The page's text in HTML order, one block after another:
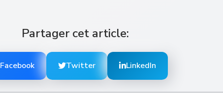
Partager cet article:
Facebook Twitter LinkedIn